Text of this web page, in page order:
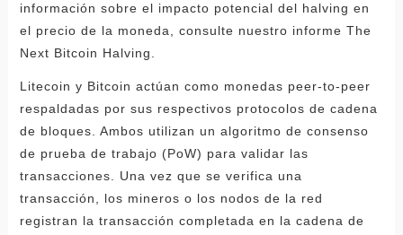
información sobre el impacto potencial del halving en
el precio de la moneda, consulte nuestro informe The
Next Bitcoin Halving.
Litecoin y Bitcoin actúan como monedas peer-to-peer
respaldadas por sus respectivos protocolos de cadena
de bloques. Ambos utilizan un algoritmo de consenso
de prueba de trabajo (PoW) para validar las
transacciones. Una vez que se verifica una
transacción, los mineros o los nodos de la red
registran la transacción completada en la cadena de